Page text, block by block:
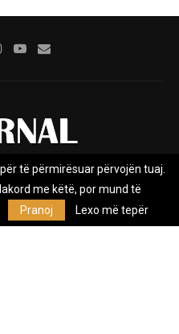
Marketing
Kontakt
Policy
e pavarur, e themeluar në vitin
të përmirësuar përvojën tuaj.
me këtë, por mund të
Pranoj Lexo më tepër